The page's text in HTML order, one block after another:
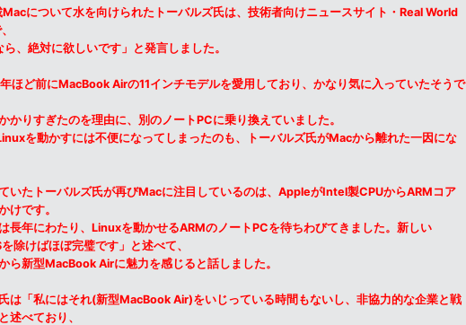
について水を向けられたトーバルズ氏は、技術者向けニュースサイト・Real World
ら、絶対に欲しいです」と発言しました。
ほど前にMacBook Airの11インチモデルを愛用しており、かなり気に入っていたそうで
かりすぎたのを理由に、別のノートPCに乗り換えていました。
を動かすには不便になってしまったのも、トーバルズ氏がMacから離れた一因にな
いたトーバルズ氏が再びMacに注目しているのは、AppleがIntel製CPUからARMコア
けです。
長年にわたり、Linuxを動かせるARMのノートPCを待ちわびてきました。新しい
除けばほぼ完璧です」と述べて、
ら新型MacBook Airに魅力を感じると話しました。
は「私にはそれ(新型MacBook Air)をいじっている時間もないし、非協力的な企業と戦
述べており、